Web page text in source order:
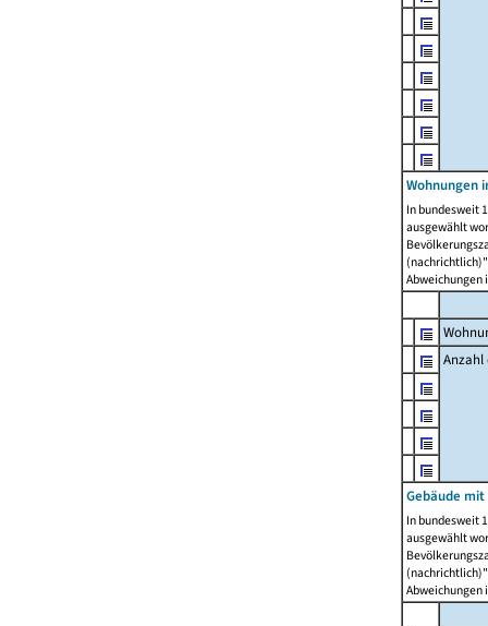
Wohnungen
In bundesweit
ausgewählt
Abweichungen
Anzahl
Gebäude
In bundesweit
ausgewählt
Abweichungen